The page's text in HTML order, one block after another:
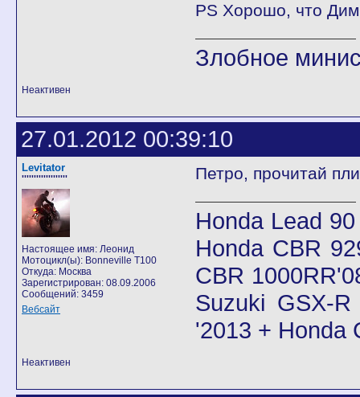
PS Хорошо, что
Злобное
Неактивен
27.01.2012 00:39:10
Levitator
'''''''''''''''''''
Настоящее имя: Леонид
Мотоцикл(ы): Bonneville T100
Откуда: Москва
Зарегистрирован: 08.09.2006
Сообщений: 3459
Вебсайт
Петро, прочитай
Honda Lead
Honda CBR
CBR
Suzuki GSX-
'2013 + Honda
Неактивен